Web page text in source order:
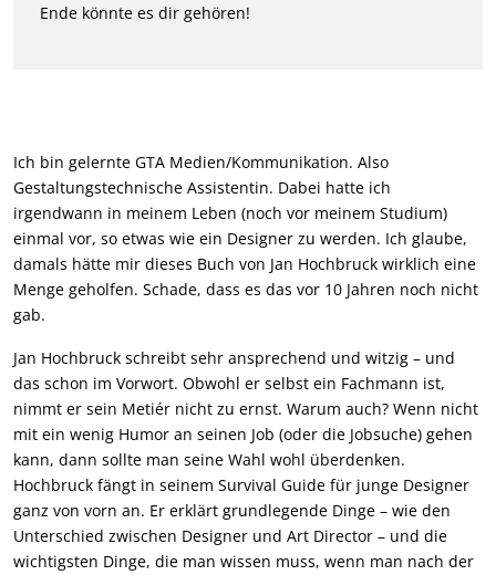
Ende könnte es dir gehören!
Ich bin gelernte GTA Medien/Kommunikation. Also
Gestaltungstechnische Assistentin. Dabei hatte ich
irgendwann in meinem Leben (noch vor meinem Studium)
einmal vor, so etwas wie ein Designer zu werden. Ich glaube,
damals hätte mir dieses Buch von Jan Hochbruck wirklich eine
Menge geholfen. Schade, dass es das vor 10 Jahren noch nicht
gab.
Jan Hochbruck schreibt sehr ansprechend und witzig – und
das schon im Vorwort. Obwohl er selbst ein Fachmann ist,
nimmt er sein Metiér nicht zu ernst. Warum auch? Wenn nicht
mit ein wenig Humor an seinen Job (oder die Jobsuche) gehen
kann, dann sollte man seine Wahl wohl überdenken.
Hochbruck fängt in seinem Survival Guide für junge Designer
ganz von vorn an. Er erklärt grundlegende Dinge – wie den
Unterschied zwischen Designer und Art Director – und die
wichtigsten Dinge, die man wissen muss, wenn man nach der